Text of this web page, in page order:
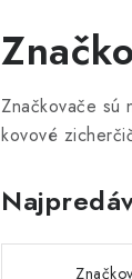
Značkovače sú
kovové